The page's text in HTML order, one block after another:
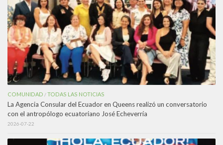
COMUNIDAD /TODAS LAS NOTICIAS
La Agencia Consular del Ecuador en Queens realizó un conversatorio
con el antropólogo ecuatoriano José Echeverría
2026-07-22